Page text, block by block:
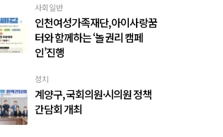
사회일반
인천여성가족재단, 아이사랑꿈
터와 함께하는 ‘놀 권리 캠페
인’진행
정치
계양구, 국회의원·시의원 정책
간담회 개최